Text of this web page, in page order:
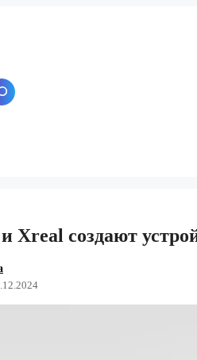
Xreal создают